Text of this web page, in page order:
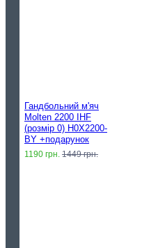
Гандбольний м'яч
Molten 2200 IHF
(розмір 0) H0X2200-
BY +подарунок
1190 грн. 1449 грн.